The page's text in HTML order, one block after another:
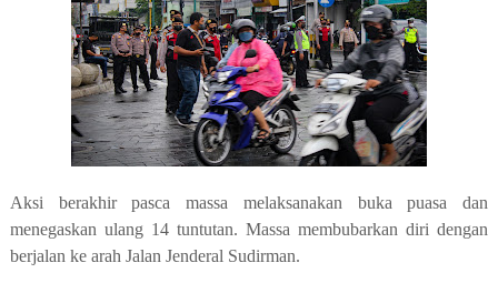
Aksi berakhir pasca massa melaksanakan buka puasa dan
menegaskan ulang 14 tuntutan. Massa membubarkan diri dengan
berjalan ke arah Jalan Jenderal Sudirman.